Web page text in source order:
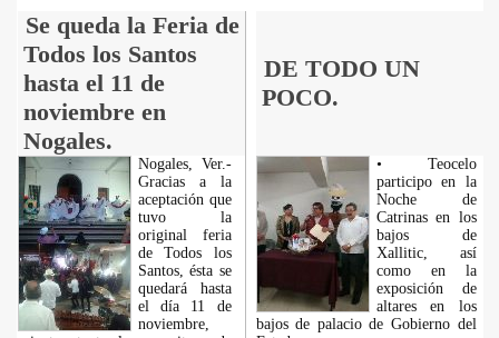
Se queda la Feria de
Todos los Santos
hasta el 11 de
noviembre en
Nogales.
DE TODO UN
POCO.
Nogales, Ver.-
Gracias a la
aceptación que
tuvo la
original feria
de Todos los
Santos, ésta se
quedará hasta
el día 11 de
noviembre,
• Teocelo
participo en la
Noche de
Catrinas en los
bajos de
Xallitic, así
como en la
exposición de
altares en los
bajos de palacio de Gobierno del